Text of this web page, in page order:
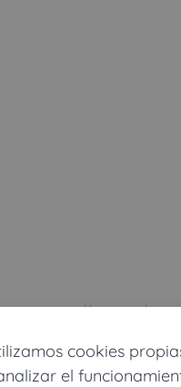
cookies
el
Ver mapa más